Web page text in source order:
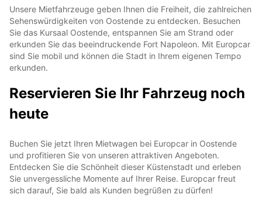
Unsere Mietfahrzeuge geben Ihnen die Freiheit, die zahlreichen
Sehenswürdigkeiten von Oostende zu entdecken. Besuchen
Sie das Kursaal Oostende, entspannen Sie am Strand oder
erkunden Sie das beeindruckende Fort Napoleon. Mit Europcar
sind Sie mobil und können die Stadt in Ihrem eigenen Tempo
erkunden.
Reservieren Sie Ihr Fahrzeug noch
heute
Buchen Sie jetzt Ihren Mietwagen bei Europcar in Oostende
und profitieren Sie von unseren attraktiven Angeboten.
Entdecken Sie die Schönheit dieser Küstenstadt und erleben
Sie unvergessliche Momente auf Ihrer Reise. Europcar freut
sich darauf, Sie bald als Kunden begrüßen zu dürfen!